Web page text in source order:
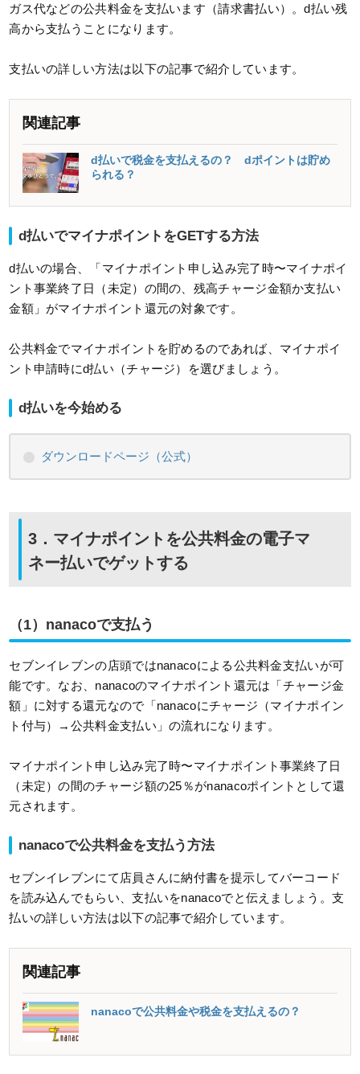
ガス代などの公共料金を支払います（請求書払い）。d払い残
高から支払うことになります。
支払いの詳しい方法は以下の記事で紹介しています。
関連記事
d払いで税金を支払えるの？ dポイントは貯め
られる？
d払いでマイナポイントをGETする方法
d払いの場合、「マイナポイント申し込み完了時〜マイナポイ
ント事業終了日（未定）の間の、残高チャージ金額か支払い
金額」がマイナポイント還元の対象です。
公共料金でマイナポイントを貯めるのであれば、マイナポイ
ント申請時にd払い（チャージ）を選びましょう。
d払いを今始める
ダウンロードページ（公式）
3．マイナポイントを公共料金の電子マ
ネー払いでゲットする
（1）nanacoで支払う
セブンイレブンの店頭ではnanacoによる公共料金支払いが可
能です。なお、nanacoのマイナポイント還元は「チャージ金
額」に対する還元なので「nanacoにチャージ（マイナポイン
ト付与）→公共料金支払い」の流れになります。
マイナポイント申し込み完了時〜マイナポイント事業終了日
（未定）の間のチャージ額の25％がnanacoポイントとして還
元されます。
nanacoで公共料金を支払う方法
セブンイレブンにて店員さんに納付書を提示してバーコード
を読み込んでもらい、支払いをnanacoでと伝えましょう。支
払いの詳しい方法は以下の記事で紹介しています。
関連記事
nanacoで公共料金や税金を支払えるの？